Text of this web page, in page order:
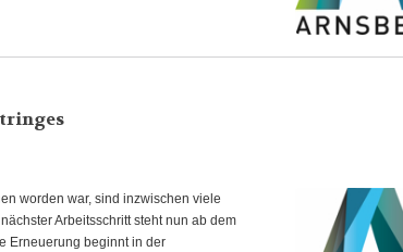
worden war, sind inzwischen viele
Arbeitsschritt steht nun ab dem
Erneuerung beginnt in der